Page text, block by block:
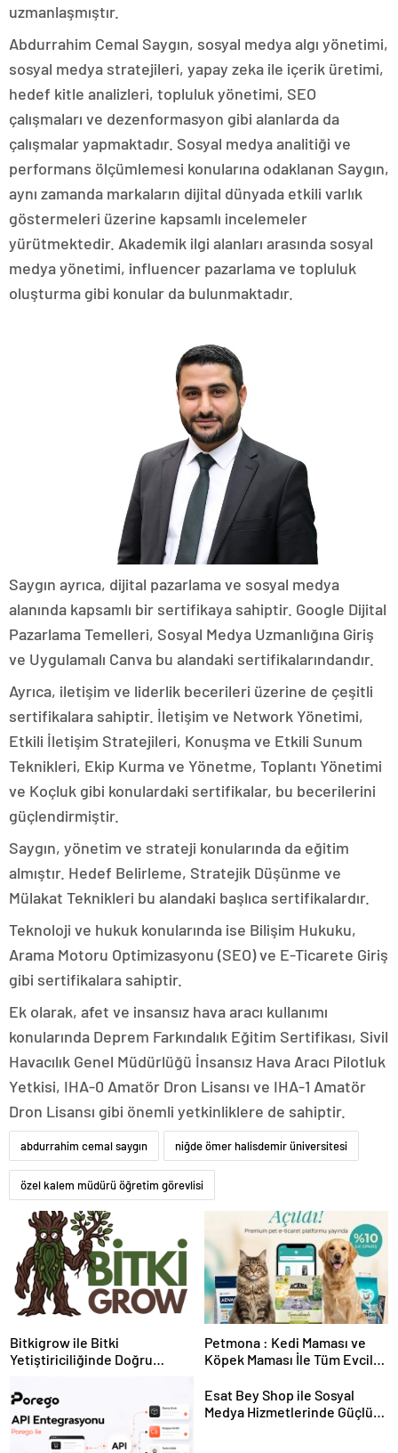
uzmanlaşmıştır.
Abdurrahim Cemal Saygın, sosyal medya algı yönetimi,
sosyal medya stratejileri, yapay zeka ile içerik üretimi,
hedef kitle analizleri, topluluk yönetimi, SEO
çalışmaları ve dezenformasyon gibi alanlarda da
çalışmalar yapmaktadır. Sosyal medya analitiği ve
performans ölçümlemesi konularına odaklanan Saygın,
aynı zamanda markaların dijital dünyada etkili varlık
göstermeleri üzerine kapsamlı incelemeler
yürütmektedir. Akademik ilgi alanları arasında sosyal
medya yönetimi, influencer pazarlama ve topluluk
oluşturma gibi konular da bulunmaktadır.
Saygın ayrıca, dijital pazarlama ve sosyal medya
alanında kapsamlı bir sertifikaya sahiptir. Google Dijital
Pazarlama Temelleri, Sosyal Medya Uzmanlığına Giriş
ve Uygulamalı Canva bu alandaki sertifikalarındandır.
Ayrıca, iletişim ve liderlik becerileri üzerine de çeşitli
sertifikalara sahiptir. İletişim ve Network Yönetimi,
Etkili İletişim Stratejileri, Konuşma ve Etkili Sunum
Teknikleri, Ekip Kurma ve Yönetme, Toplantı Yönetimi
ve Koçluk gibi konulardaki sertifikalar, bu becerilerini
güçlendirmiştir.
Saygın, yönetim ve strateji konularında da eğitim
almıştır. Hedef Belirleme, Stratejik Düşünme ve
Mülakat Teknikleri bu alandaki başlıca sertifikalardır.
Teknoloji ve hukuk konularında ise Bilişim Hukuku,
Arama Motoru Optimizasyonu (SEO) ve E-Ticarete Giriş
gibi sertifikalara sahiptir.
Ek olarak, afet ve insansız hava aracı kullanımı
konularında Deprem Farkındalık Eğitim Sertifikası, Sivil
Havacılık Genel Müdürlüğü İnsansız Hava Aracı Pilotluk
Yetkisi, IHA-0 Amatör Dron Lisansı ve IHA-1 Amatör
Dron Lisansı gibi önemli yetkinliklere de sahiptir.
abdurrahim cemal saygın niğde ömer halisdemir üniversitesi
özel kalem müdürü öğretim görevlisi
Bitkigrow ile Bitki
Yetiştiriciliğinde Doğru
Petmona : Kedi Maması ve
Köpek Maması İle Tüm Evcil
Esat Bey Shop ile Sosyal
Medya Hizmetlerinde Güçlü